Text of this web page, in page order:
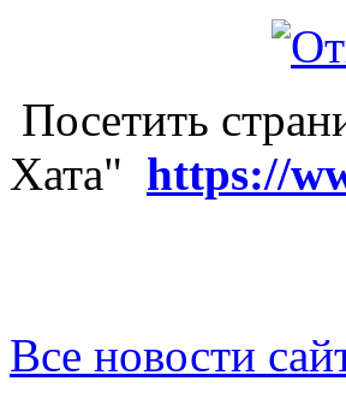
Посетить
Хата" https://
Все новости